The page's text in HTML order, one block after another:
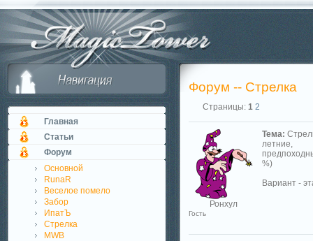
Главная
Статьи
Форум
Основной
RunaR
Веселое помело
Забор
ИпатЪ
Стрелка
MWB
Форум -- Стрелка
Страницы: 1 2
Ронхул
Гость
Тема:
летние,
%)
Вариант -